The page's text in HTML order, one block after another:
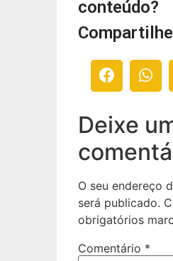
conteúdo?
Deixe
O seu endereço
será publicado.
obrigatórios
Comentário *